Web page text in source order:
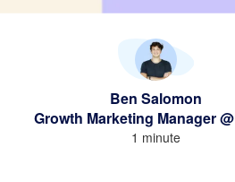
Ben Salomon
Growth Marketing Manager
1 minute